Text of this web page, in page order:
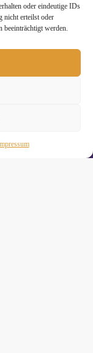
oder eindeutige IDs
nicht erteilst oder
beeinträchtigt werden.
an:
Infos zu
Details zur